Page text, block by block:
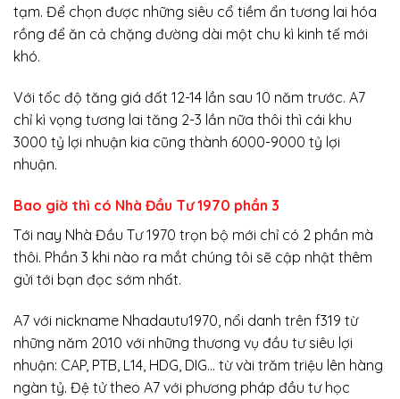
tạm. Để chọn được những siêu cổ tiềm ẩn tương lai hóa
rồng để ăn cả chặng đường dài một chu kì kinh tế mới
khó.
Với tốc độ tăng giá đất 12-14 lần sau 10 năm trước. A7
chỉ kì vọng tương lai tăng 2-3 lần nữa thôi thì cái khu
3000 tỷ lợi nhuận kia cũng thành 6000-9000 tỷ lợi
nhuận.
Bao giờ thì có Nhà Đầu Tư 1970 phần 3
Tới nay Nhà Đầu Tư 1970 trọn bộ mới chỉ có 2 phần mà
thôi. Phần 3 khi nào ra mắt chúng tôi sẽ cập nhật thêm
gửi tới bạn đọc sớm nhất.
A7 với nickname Nhadautu1970, nổi danh trên f319 từ
những năm 2010 với những thương vụ đầu tư siêu lợi
nhuận: CAP, PTB, L14, HDG, DIG… từ vài trăm triệu lên hàng
ngàn tỷ. Đệ tử theo A7 với phương pháp đầu tư học